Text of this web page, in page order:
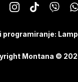
programiranje:
Montana ©